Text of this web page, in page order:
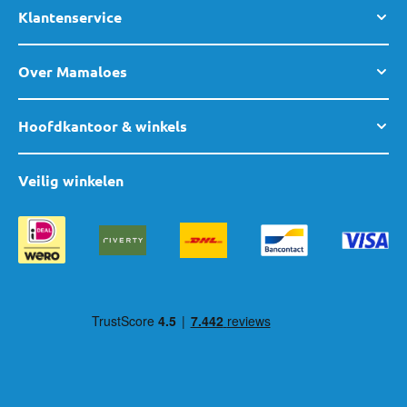
Klantenservice
Over Mamaloes
Hoofdkantoor & winkels
Veilig winkelen